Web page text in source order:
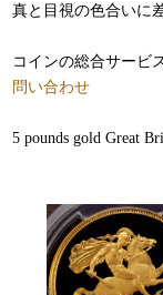
真と目視の色合いに
コインの総合サービ
問い合わせ
5 pounds gold Great